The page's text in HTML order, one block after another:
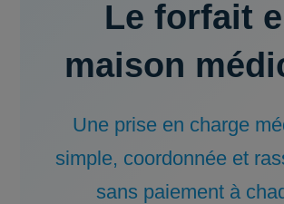
Le forfait
maison
Une prise en charge
simple, coordonnée et
sans paiement à